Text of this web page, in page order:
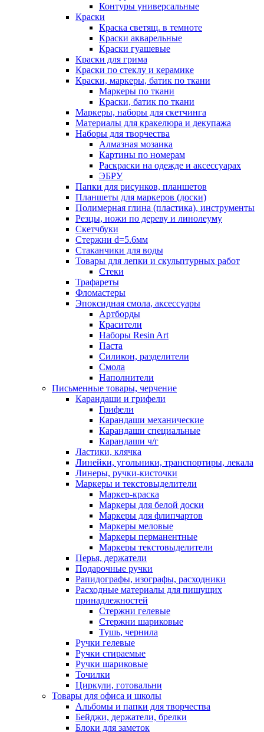
Контуры универсальные
Краски
Краска светящ. в темноте
Краски акварельные
Краски гуашевые
Краски для грима
Краски по стеклу и керамике
Краски, маркеры, батик по ткани
Маркеры по ткани
Краски, батик по ткани
Маркеры, наборы для скетчинга
Материалы для кракелюра и декупажа
Наборы для творчества
Алмазная мозаика
Картины по номерам
Раскраски на одежде и аксессуарах
ЭБРУ
Папки для рисунков, планшетов
Планшеты для маркеров (доски)
Полимерная глина (пластика), инструменты
Резцы, ножи по дереву и линолеуму
Скетчбуки
Стержни d=5.6мм
Стаканчики для воды
Товары для лепки и скульптурных работ
Стеки
Трафареты
Фломастеры
Эпоксидная смола, аксессуары
Артборды
Красители
Наборы Resin Art
Паста
Силикон, разделители
Смола
Наполнители
Письменные товары, черчение
Карандаши и грифели
Грифели
Карандаши механические
Карандаши специальные
Карандаши ч/г
Ластики, клячка
Линейки, угольники, транспортиры, лекала
Линеры, ручки-кисточки
Маркеры и текстовыделители
Маркер-краска
Маркеры для белой доски
Маркеры для флипчартов
Маркеры меловые
Маркеры перманентные
Маркеры текстовыделители
Перья, держатели
Подарочные ручки
Рапидографы, изографы, расходники
Расходные материалы для пишущих
принадлежностей
Стержни гелевые
Стержни шариковые
Тушь, чернила
Ручки гелевые
Ручки стираемые
Ручки шариковые
Точилки
Циркули, готовальни
Товары для офиса и школы
Альбомы и папки для творчества
Бейджи, держатели, брелки
Блоки для заметок